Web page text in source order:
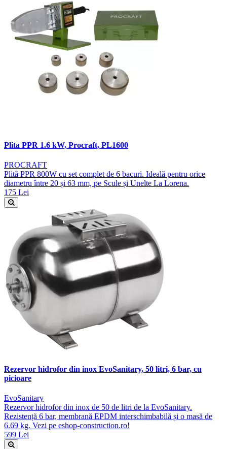
Plita PPR 1.6 kW, Procraft, PL1600
PROCRAFT
Plită PPR 800W cu set complet de 6 bacuri. Ideală pentru orice
diametru între 20 și 63 mm, pe Scule și Unelte La Lorena.
175 Lei
Rezervor hidrofor din inox EvoSanitary, 50 litri, 6 bar, cu
picioare
EvoSanitary
Rezervor hidrofor din inox de 50 de litri de la EvoSanitary.
Rezistență 6 bar, membrană EPDM interschimbabilă și o masă de
6.69 kg. Vezi pe eshop-construction.ro!
599 Lei